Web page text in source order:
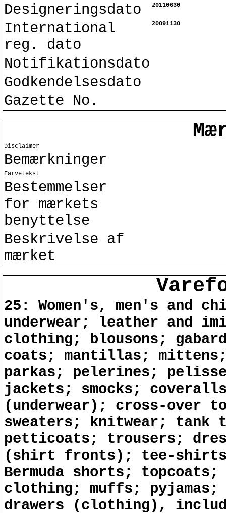
Designeringsdato
20110630
International
reg. dato
20091130
Notifikationsdato
Godkendelsesdato
Gazette No.
Disclaimer
Bemærkninger
Farvetekst
Bestemmelser
for mærkets
benyttelse
Beskrivelse af
mærket
25: Women's, men's and
underwear; leather and
clothing; blousons;
coats; mantillas;
parkas; pelerines;
jackets; smocks;
(underwear); cross-over
sweaters; knitwear;
petticoats; trousers;
(shirt fronts); tee-
Bermuda shorts;
clothing; muffs; pyjamas;
drawers (clothing),